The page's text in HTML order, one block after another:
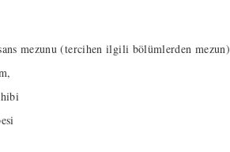
mezunu (tercihen ilgili bölümlerden mezun)